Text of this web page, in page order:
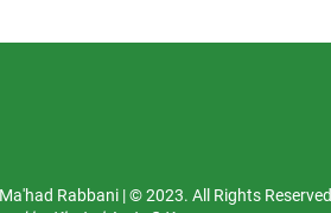
Rabbani | © 2023. All Rights Reserved